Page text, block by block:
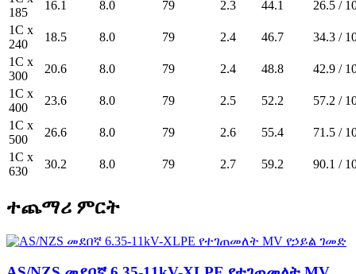
185
16.1 8.0 79 2.3 44.1
26.5 /
1C x
240
18.5 8.0 79 2.4 46.7
34.3 /
1C x
300
20.6 8.0 79 2.4 48.8
42.9 /
1C x
400
23.6 8.0 79 2.5 52.2
57.2 /
1C x
500
26.6 8.0 79 2.6 55.4
71.5 /
1C x
630
30.2 8.0 79 2.7 59.2 90.1 /
ተጨማሪ ምርት